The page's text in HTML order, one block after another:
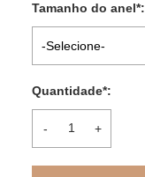
Tamanho do anel*:
-Selecione-
Quantidade*:
- +